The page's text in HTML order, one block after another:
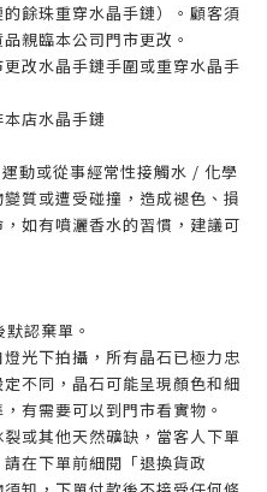
餘珠重穿水晶手鏈）。顧客須
親臨本公司門市更改。
改水晶手鏈手圍或重穿水晶手
店水晶手鏈
動或從事經常性接觸水 / 化學
質或遭受碰撞，造成褪色、損
如有噴灑香水的習慣，建議可
認棄單。
光下拍攝，所有晶石已極力忠
不同，晶石可能呈現顏色和細
有需要可以到門市看實物。
或其他天然礦缺，當客人下單
在下單前細閱「退換貨政